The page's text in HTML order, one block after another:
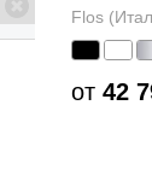
Flos
от 42